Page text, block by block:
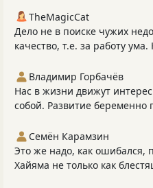
TheMagicCat
Дело не в поиске чужих
качество, т.е. за работу ума.
Владимир Горбачёв
Нас в жизни движут
собой. Развитие беременно
Семён Карамзин
Это же надо, как ошибался,
Хайяма не только как